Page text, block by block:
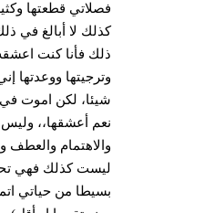
فصلاتي قطعتها
كذلك لا أبالغ في
ذلك فأنا كنت
وترجيتها ووعدتها
شيئا، لكن اموت
نعم أعشقها،،
والاهتمام والعطف
ليست كذلك فهي